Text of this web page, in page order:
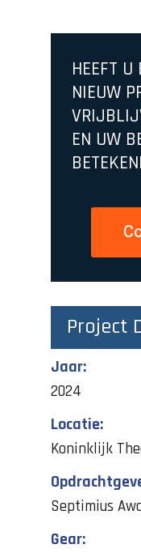
HEEFT U
NIEUW
EN UW
Project
Jaar:
2024
Locatie:
Koninklijk
Septimius
Gear: